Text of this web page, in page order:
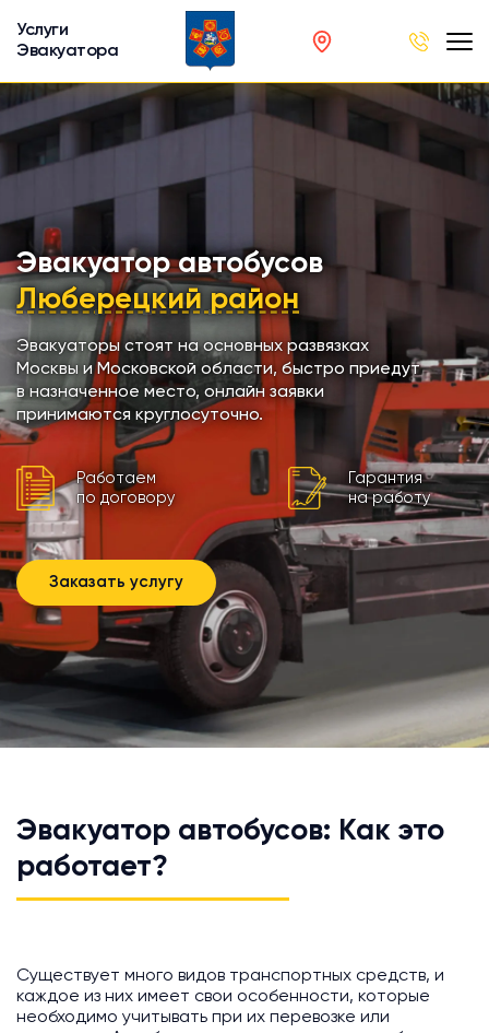
Услуги
Эвакуатора
Эвакуатор автобусов
Люберецкий район
Эвакуаторы стоят на основных развязках
Москвы и Московской области, быстро приедут
в назначенное место, онлайн заявки
принимаются круглосуточно.
Работаем
по договору
Гарантия
на работу
Заказать услугу
Эвакуатор автобусов: Как это
работает?
Существует много видов транспортных средств, и
каждое из них имеет свои особенности, которые
необходимо учитывать при их перевозке или